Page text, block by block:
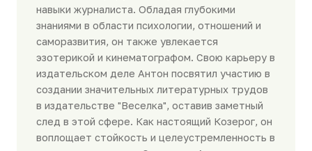
навыки журналиста. Обладая глубокими
знаниями в области психологии, отношений и
саморазвития, он также увлекается
эзотерикой и кинематографом. Свою карьеру в
издательском деле Антон посвятил участию в
создании значительных литературных трудов
в издательстве "Веселка", оставив заметный
след в этой сфере. Как настоящий Козерог, он
воплощает стойкость и целеустремленность в